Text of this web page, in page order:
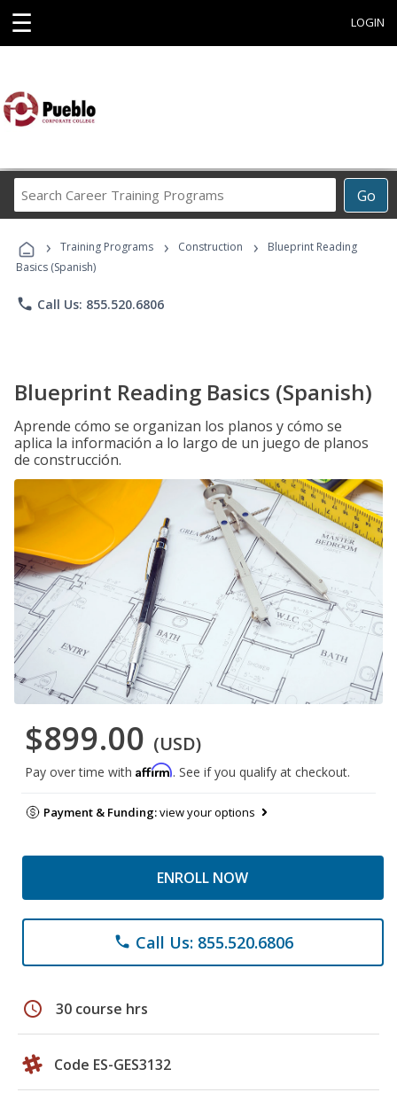
☰ LOGIN
Go
Career
Programs
› Training Programs › Construction ›
Blueprint Reading
Basics (Spanish)
phone Call Us: 855.520.6806
Blueprint Reading Basics (Spanish)
Aprende cómo se organizan los planos y cómo se
aplica la información a lo largo de un juego de planos
de construcción.
$899.00 (USD)
Pay over time with Affirm. See if you qualify at checkout.
Payment & Funding:view your options
ENROLL NOW
phone Call Us: 855.520.6806
schedule 30 course hrs
Code ES-GES3132